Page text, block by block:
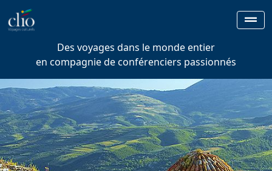
Des voyages dans le monde entier
en compagnie de conférenciers passionnés